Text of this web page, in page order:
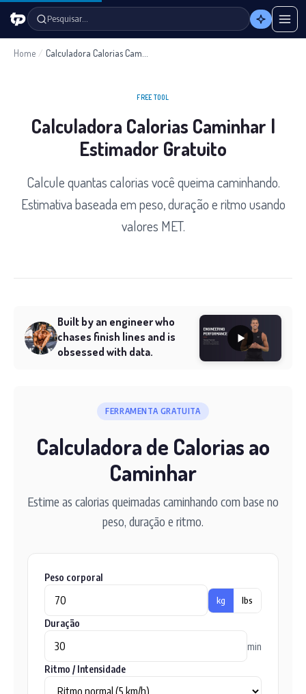
Pesquisar…
Home /
FREE TOOL
Calculadora Calorias Caminhar |
Estimador Gratuito
Calcule quantas calorias você queima caminhando.
Estimativa baseada em peso, duração e ritmo usando
valores MET.
Built by an engineer who
chases finish lines and is
obsessed with data.
FERRAMENTA GRATUITA
Calculadora de Calorias ao
Caminhar
Estime as calorias queimadas caminhando com base no
peso, duração e ritmo.
Peso corporal
kg lbs
Duração
min
Ritmo / Intensidade